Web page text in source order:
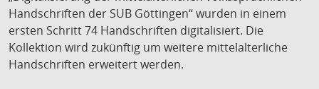
Handschriften der SUB Göttingen“ wurden in einem
ersten Schritt 74 Handschriften digitalisiert. Die
Kollektion wird zukünftig um weitere mittelalterliche
Handschriften erweitert werden.